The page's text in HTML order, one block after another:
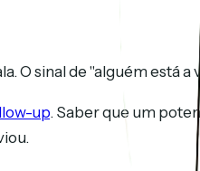
O sinal de "alguém está
up. Saber que um